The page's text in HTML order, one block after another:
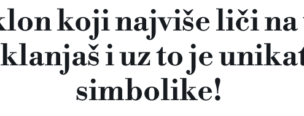
koji najviše liči na
i uz to je
simbolike!